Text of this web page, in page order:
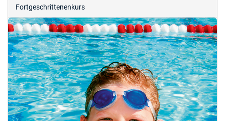
Fortgeschrittenenkurs